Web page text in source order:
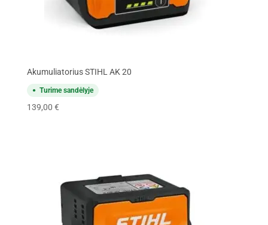
Akumuliatorius STIHL AK 20
Turime sandėlyje
139,00 €